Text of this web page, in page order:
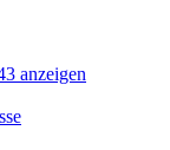
anzeigen